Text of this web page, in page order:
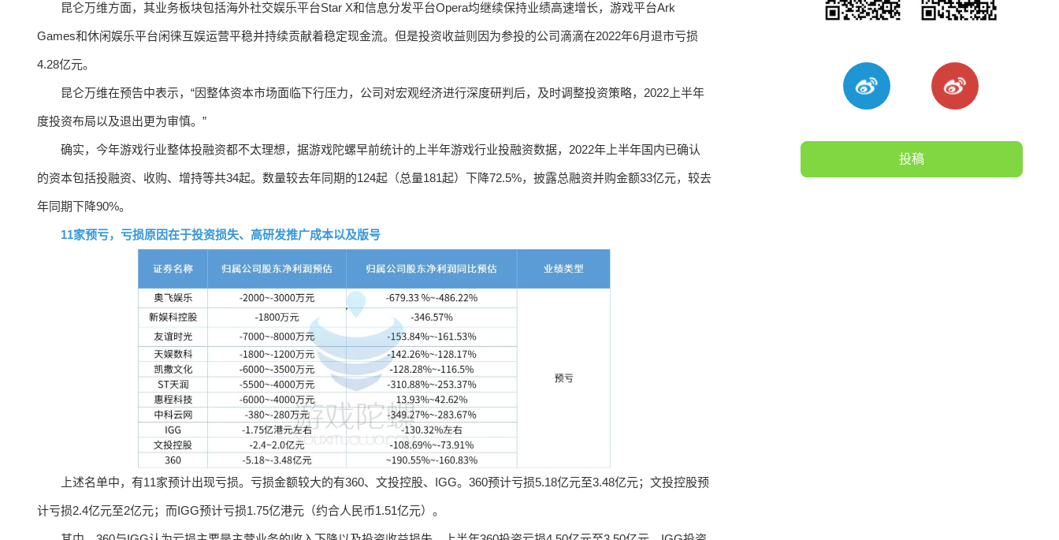
昆仑万维方面，其业务板块包括海外社交娱乐平台Star X和信息分发平台Opera均继续保持业绩高速增长，游戏平台Ark
Games和休闲娱乐平台闲徕互娱运营平稳并持续贡献着稳定现金流。但是投资收益则因为参投的公司滴滴在2022年6月退市亏损
4.28亿元。
昆仑万维在预告中表示，“因整体资本市场面临下行压力，公司对宏观经济进行深度研判后，及时调整投资策略，2022上半年
度投资布局以及退出更为审慎。”
确实，今年游戏行业整体投融资都不太理想，据游戏陀螺早前统计的上半年游戏行业投融资数据，2022年上半年国内已确认
的资本包括投融资、收购、增持等共34起。数量较去年同期的124起（总量181起）下降72.5%，披露总融资并购金额33亿元，较去
年同期下降90%。
11家预亏，亏损原因在于投资损失、高研发推广成本以及版号
上述名单中，有11家预计出现亏损。亏损金额较大的有360、文投控股、IGG。360预计亏损5.18亿元至3.48亿元；文投控股预
计亏损2.4亿元至2亿元；而IGG预计亏损1.75亿港元（约合人民币1.51亿元）。
投稿